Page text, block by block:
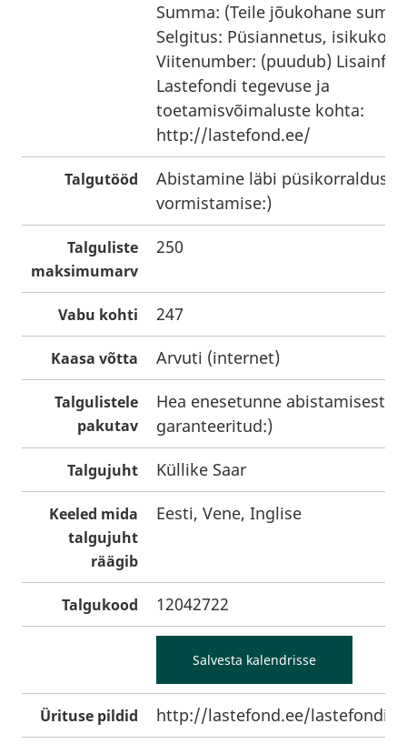
Summa: (Teile jõukohane
Selgitus: Püsiannetus, isikukood
Viitenumber: (puudub) Lisainfo
Lastefondi tegevuse ja
toetamisvõimaluste kohta:
http://lastefond.ee/
Talgutööd
Abistamine läbi püsikorralduse
vormistamise:)
Talguliste
maksimumarv
250
Vabu kohti 247
Kaasa võtta Arvuti (internet)
Talgulistele
pakutav
Hea enesetunne abistamisest
garanteeritud:)
Talgujuht Küllike Saar
Keeled mida
talgujuht
räägib
Eesti, Vene, Inglise
Talgukood 12042722
Salvesta kalendrisse
Ürituse pildid http://lastefond.ee/